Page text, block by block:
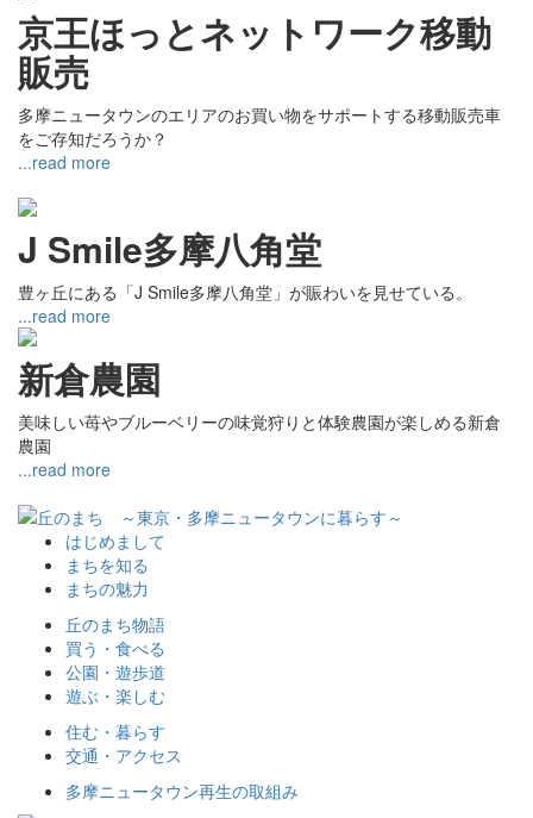
京王ほっとネットワーク移動
販売
多摩ニュータウンのエリアのお買い物をサポートする移動販売車
をご存知だろうか？
...read more
J Smile多摩八角堂
豊ヶ丘にある「J Smile多摩八角堂」が賑わいを見せている。
...read more
新倉農園
美味しい苺やブルーベリーの味覚狩りと体験農園が楽しめる新倉
農園
...read more
はじめまして
まちを知る
まちの魅力
丘のまち物語
買う・食べる
公園・遊歩道
遊ぶ・楽しむ
住む・暮らす
交通・アクセス
多摩ニュータウン再生の取組み